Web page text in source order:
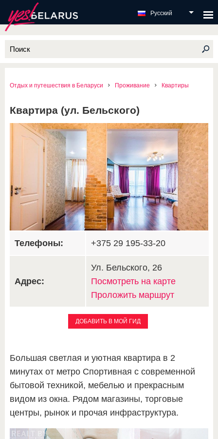
Русский
Отдых и путешествия в Беларуси Проживание Квартиры
Квартира (ул. Бельского)
Телефоны: +375 29 195-33-20
Адрес:
Ул. Бельского, 26
Посмотреть на карте
Проложить маршрут
ДОБАВИТЬ В МОЙ ГИД
Большая светлая и уютная квартира в 2
минутах от метро Спортивная с современной
бытовой техникой, мебелью и прекрасным
видом из окна. Рядом магазины, торговые
центры, рынок и прочая инфраструктура.